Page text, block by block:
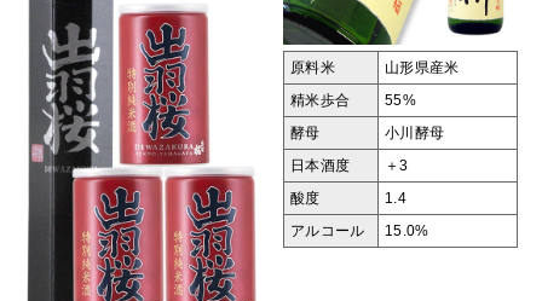
原料米 山形県産米
精米歩合 55%
酵母 小川酵母
日本酒度 ＋3
酸度 1.4
アルコール 15.0%